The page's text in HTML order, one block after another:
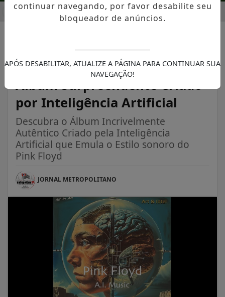
SERRA NEGRA: FAZENDA COM 488 HECTARES UNE ALTA
"Pink Floyd Está de Volta": O
Álbum Surpreendente Criado
por Inteligência Artificial
Descubra o Álbum Incrivelmente
Autêntico Criado pela Inteligência
Artificial que Emula o Estilo sonoro do
Pink Floyd
JORNAL METROPOLITANO
continuar navegando, por favor desabilite seu
bloqueador de anúncios.
APÓS DESABILITAR, ATUALIZE A PÁGINA PARA CONTINUAR SUA
NAVEGAÇÃO!